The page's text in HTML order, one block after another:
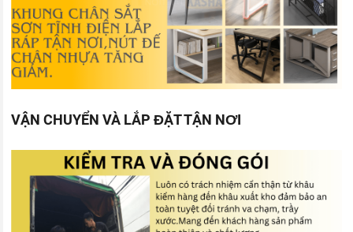
VẬN CHUYỂN VÀ LẮP ĐẶT TẬN NƠI